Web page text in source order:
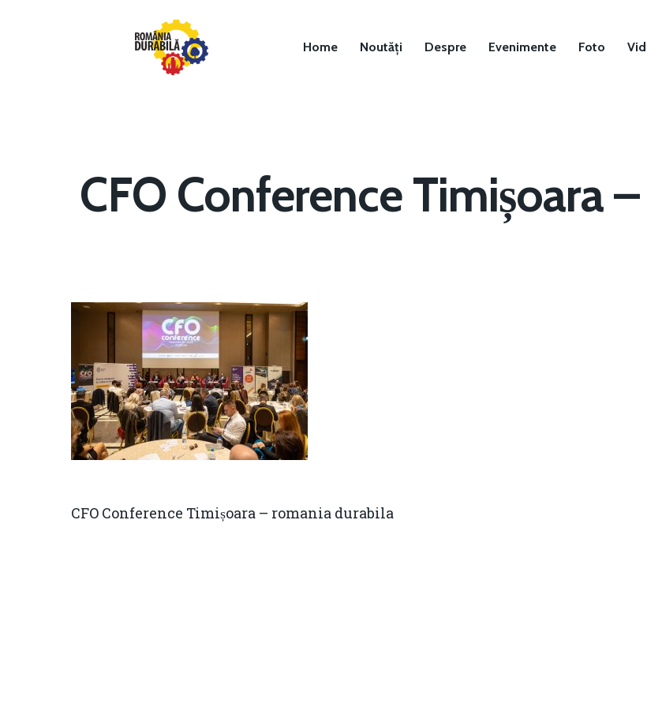
Hit enter to search or ESC to close
Home Noutăți Despre Evenimente Foto
CFO Conference Timișoara
CFO Conference Timișoara – romania durabila